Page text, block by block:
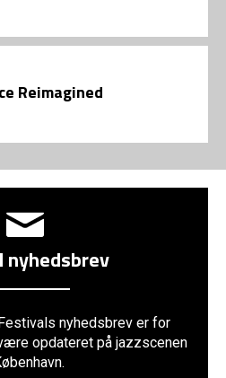
Reimagined
nyhedsbrev
nyhedsbrev er for
opdateret på jazzscenen